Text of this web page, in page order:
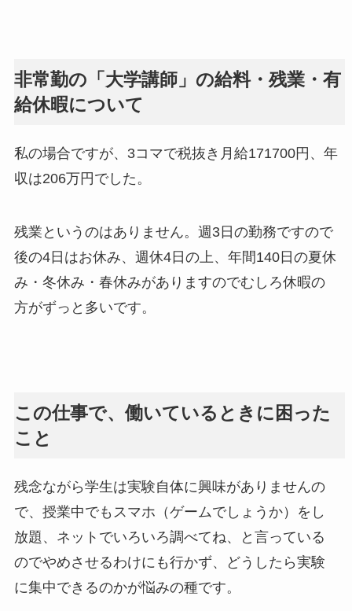
非常勤の「大学講師」の給料・残業・有
給休暇について
私の場合ですが、3コマで税抜き月給171700円、年
収は206万円でした。
残業というのはありません。週3日の勤務ですので
後の4日はお休み、週休4日の上、年間140日の夏休
み・冬休み・春休みがありますのでむしろ休暇の
方がずっと多いです。
この仕事で、働いているときに困った
こと
残念ながら学生は実験自体に興味がありませんの
で、授業中でもスマホ（ゲームでしょうか）をし
放題、ネットでいろいろ調べてね、と言っている
のでやめさせるわけにも行かず、どうしたら実験
に集中できるのかが悩みの種です。